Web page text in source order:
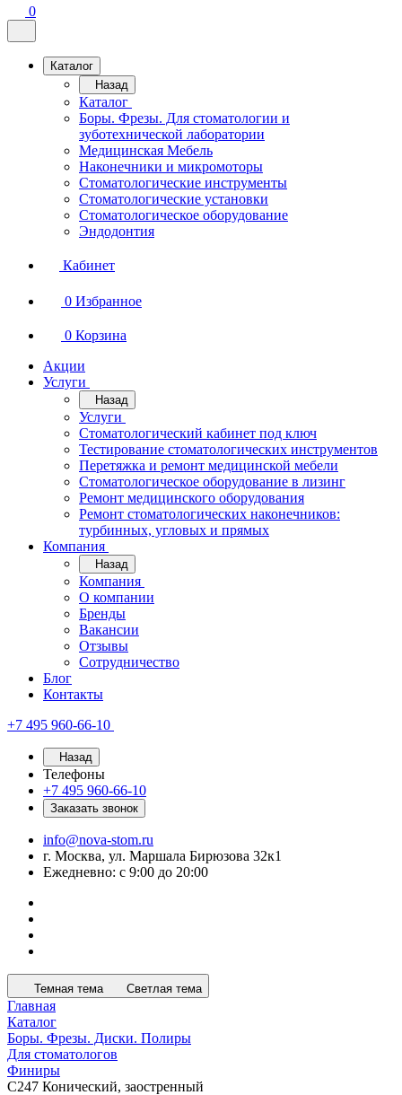
0
Каталог
Назад
Каталог
Боры. Фрезы. Для стоматологии и
зуботехнической лаборатории
Медицинская Мебель
Наконечники и микромоторы
Стоматологические инструменты
Стоматологические установки
Стоматологическое оборудование
Эндодонтия
Кабинет
0 Избранное
0 Корзина
Акции
Услуги
Назад
Услуги
Стоматологический кабинет под ключ
Тестирование стоматологических инструментов
Перетяжка и ремонт медицинской мебели
Стоматологическое оборудование в лизинг
Ремонт медицинского оборудования
Ремонт стоматологических наконечников:
турбинных, угловых и прямых
Компания
Назад
Компания
О компании
Бренды
Вакансии
Отзывы
Сотрудничество
Блог
Контакты
+7 495 960-66-10
Назад
Телефоны
+7 495 960-66-10
Заказать звонок
info@nova-stom.ru
г. Москва, ул. Маршала Бирюзова 32к1
Ежедневно: с 9:00 до 20:00
Темная тема Светлая тема
Главная
Каталог
Боры. Фрезы. Диски. Полиры
Для стоматологов
Финиры
C247 Конический, заостренный